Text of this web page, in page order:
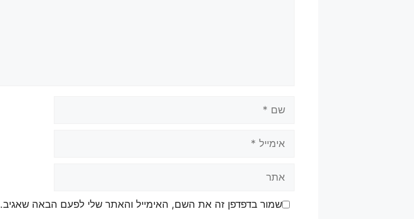
שמור בדפדפן זה את השם, האימייל והאתר שלי לפעם הבאה שאגיב.